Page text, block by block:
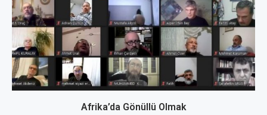
Afrika’da Gönüllü Olmak